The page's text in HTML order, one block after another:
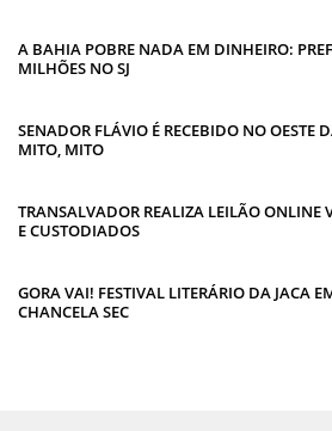
A BAHIA POBRE NADA EM DINHEIRO:
MILHÕES NO SJ
SENADOR FLÁVIO É RECEBIDO NO OESTE
MITO, MITO
TRANSALVADOR REALIZA LEILÃO ONLINE
E CUSTODIADOS
GORA VAI! FESTIVAL LITERÁRIO DA JACA
CHANCELA SEC